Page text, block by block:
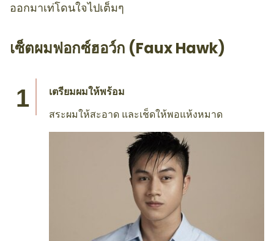
ออกมาเท่โดนใจไปเต็มๆ
เซ็ตผมฟอกซ์ฮอว์ก (Faux Hawk)
เตรียมผมให้พร้อม
สระผมให้สะอาด และเช็ดให้พอแห้งหมาด